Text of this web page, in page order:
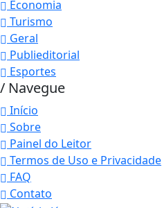
Economia
Turismo
Geral
Publieditorial
Esportes
/ Navegue
Início
Sobre
Painel do Leitor
Termos de Uso e Privacidade
FAQ
Contato